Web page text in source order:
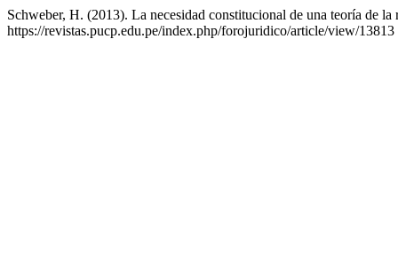
Schweber, H. (2013). La necesidad constitucional de una teoría de
https://revistas.pucp.edu.pe/index.php/forojuridico/article/view/13813